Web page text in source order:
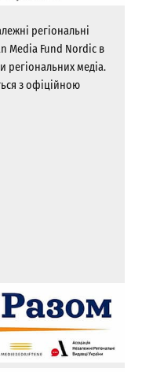
регіональні
Media Fund Nordic в
регіональних медіа.
з офіційною